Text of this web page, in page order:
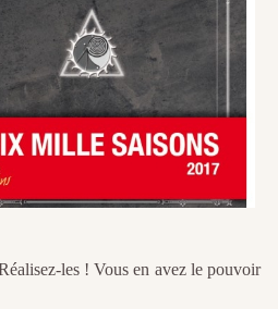
les ! Vous en avez le pouvoir